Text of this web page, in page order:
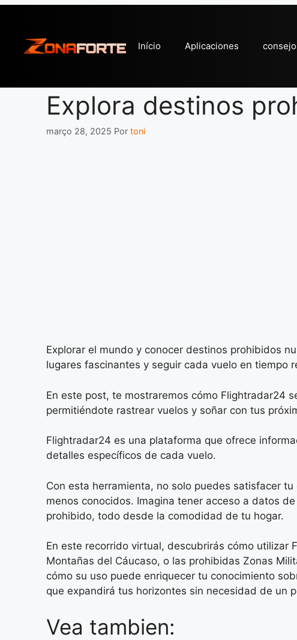
conteúdo
Início Aplicaciones
Explora destinos
março 28, 2025 Por toni
Explorar el mundo y conocer destinos prohibidos
lugares fascinantes y seguir cada vuelo en tiempo
En este post, te mostraremos cómo Flightradar24
permitiéndote rastrear vuelos y soñar con tus
Flightradar24 es una plataforma que ofrece
detalles específicos de cada vuelo.
Con esta herramienta, no solo puedes satisfacer
menos conocidos. Imagina tener acceso a datos
prohibido, todo desde la comodidad de tu hogar.
En este recorrido virtual, descubrirás cómo utilizar
Montañas del Cáucaso, o las prohibidas Zonas
cómo su uso puede enriquecer tu conocimiento
que expandirá tus horizontes sin necesidad de un
Vea tambien: